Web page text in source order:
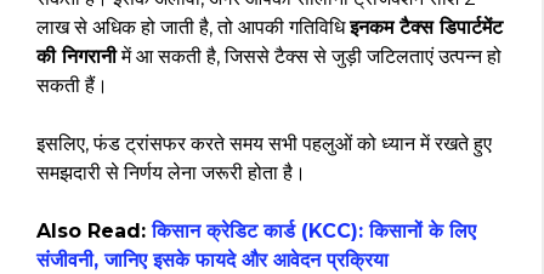
लाख से अधिक हो जाती है, तो आपकी गतिविधिइनकम टैक्स डिपार्टमेंट
की निगरानीमें आ सकती है, जिससे टैक्स से जुड़ी जटिलताएं उत्पन्न हो
सकती हैं।
इसलिए, फंड ट्रांसफर करते समय सभी पहलुओं को ध्यान में रखते हुए
समझदारी से निर्णय लेना जरूरी होता है।
Also Read:किसान क्रेडिट कार्ड (KCC): किसानों के लिए
संजीवनी, जानिए इसके फायदे और आवेदन प्रक्रिया